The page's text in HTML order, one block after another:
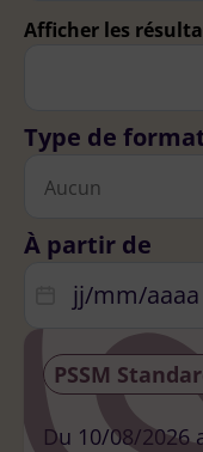
Afficher les
Type de
Sélectionnez
À partir de
PSSM
Du 10/08/2026